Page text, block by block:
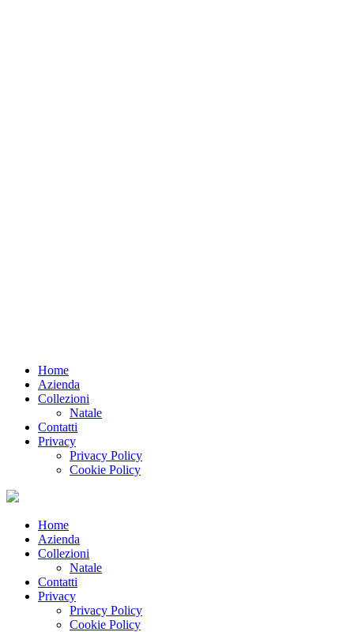
Home
Azienda
Collezioni
Natale
Contatti
Privacy
Privacy Policy
Cookie Policy
Home
Azienda
Collezioni
Natale
Contatti
Privacy
Privacy Policy
Cookie Policy